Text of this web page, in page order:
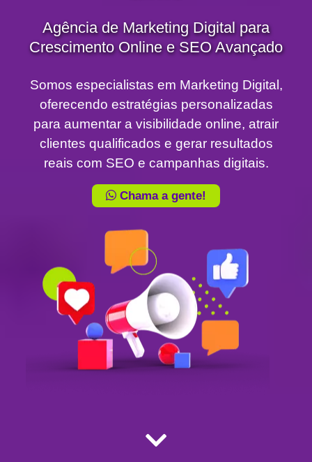
Agência de Marketing Digital para
Crescimento Online e SEO Avançado
Somos especialistas em Marketing Digital,
oferecendo estratégias personalizadas
para aumentar a visibilidade online, atrair
clientes qualificados e gerar resultados
reais com SEO e campanhas digitais.
Chama a gente!